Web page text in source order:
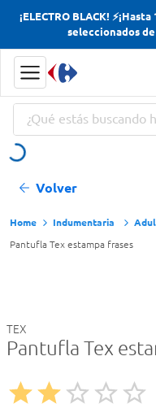
¡ELECTRO BLACK!
seleccionados de
¿Qué estás buscando hoy?
Volver
Indumentaria
Pantufla Tex estampa frases
TEX
Pantufla Tex
Términos más
Yerba
Cerveza
Doves
Términos más
Yerba
Cerveza
Doves
Papas Fritas